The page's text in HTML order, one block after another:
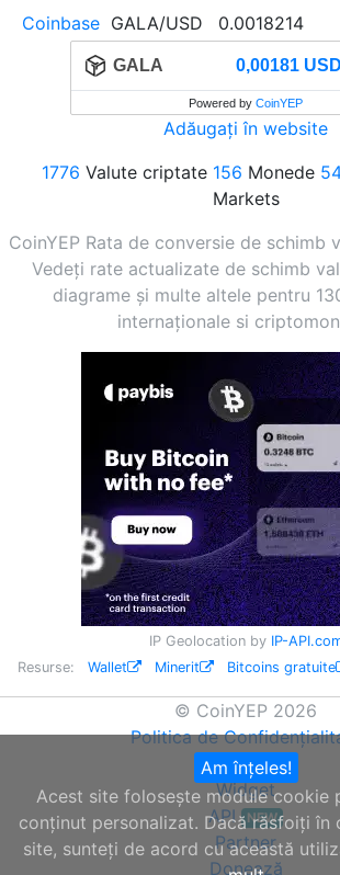
Coinbase GALA/USD 0.0018214
GALA 0,00181 USD
Powered by CoinYEP
Adăugați în website
1776 Valute criptate 156 Monede
Markets
CoinYEP Rata de conversie de schimb
Vedeți rate actualizate de schimb
diagrame și multe altele pentru
internaționale si
IP Geolocation by IP-
Resurse: Wallet Minerit Bitcoins gratuite
© CoinYEP 2026
Politica de
Despre noi
Widget
API NEW
Partner
Donează
Am înțeles!
Acest site folosește module cookie
conținut personalizat. Dacă răsfoiți în
site, sunteți de acord cu această